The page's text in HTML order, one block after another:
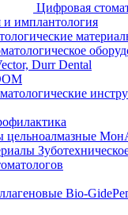
Цифровая
и имплантология
Durr Dental
цельноалмазные
Bio-Gide